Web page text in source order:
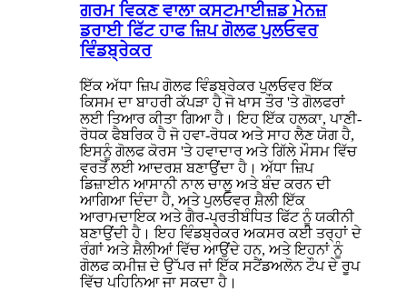
ਗਰਮ ਵਿਕਣ ਵਾਲਾ ਕਸਟਮਾਈਜ਼ਡ ਮੇਨਜ਼
ਡਰਾਈ ਫਿੱਟ ਹਾਫ ਜ਼ਿਪ ਗੋਲਫ ਪੁਲਓਵਰ
ਵਿੰਡਬ੍ਰੇਕਰ
ਇੱਕ ਅੱਧਾ ਜ਼ਿਪ ਗੋਲਫ ਵਿੰਡਬ੍ਰੇਕਰ ਪੁਲਓਵਰ ਇੱਕ
ਕਿਸਮ ਦਾ ਬਾਹਰੀ ਕੱਪੜਾ ਹੈ ਜੋ ਖਾਸ ਤੌਰ 'ਤੇ ਗੋਲਫਰਾਂ
ਲਈ ਤਿਆਰ ਕੀਤਾ ਗਿਆ ਹੈ। ਇਹ ਇੱਕ ਹਲਕਾ, ਪਾਣੀ-
ਰੋਧਕ ਫੈਬਰਿਕ ਹੈ ਜੋ ਹਵਾ-ਰੋਧਕ ਅਤੇ ਸਾਹ ਲੈਣ ਯੋਗ ਹੈ,
ਇਸਨੂੰ ਗੋਲਫ ਕੋਰਸ 'ਤੇ ਹਵਾਦਾਰ ਅਤੇ ਗਿੱਲੇ ਮੌਸਮ ਵਿੱਚ
ਵਰਤੋਂ ਲਈ ਆਦਰਸ਼ ਬਣਾਉਂਦਾ ਹੈ। ਅੱਧਾ ਜ਼ਿਪ
ਡਿਜ਼ਾਈਨ ਆਸਾਨੀ ਨਾਲ ਚਾਲੂ ਅਤੇ ਬੰਦ ਕਰਨ ਦੀ
ਆਗਿਆ ਦਿੰਦਾ ਹੈ, ਅਤੇ ਪੁਲਓਵਰ ਸ਼ੈਲੀ ਇੱਕ
ਆਰਾਮਦਾਇਕ ਅਤੇ ਗੈਰ-ਪ੍ਰਤੀਬੰਧਿਤ ਫਿੱਟ ਨੂੰ ਯਕੀਨੀ
ਬਣਾਉਂਦੀ ਹੈ। ਇਹ ਵਿੰਡਬ੍ਰੇਕਰ ਅਕਸਰ ਕਈ ਤਰ੍ਹਾਂ ਦੇ
ਰੰਗਾਂ ਅਤੇ ਸ਼ੈਲੀਆਂ ਵਿੱਚ ਆਉਂਦੇ ਹਨ, ਅਤੇ ਇਹਨਾਂ ਨੂੰ
ਗੋਲਫ ਕਮੀਜ਼ ਦੇ ਉੱਪਰ ਜਾਂ ਇੱਕ ਸਟੈਂਡਅਲੋਨ ਟੌਪ ਦੇ ਰੂਪ
ਵਿੱਚ ਪਹਿਨਿਆ ਜਾ ਸਕਦਾ ਹੈ।